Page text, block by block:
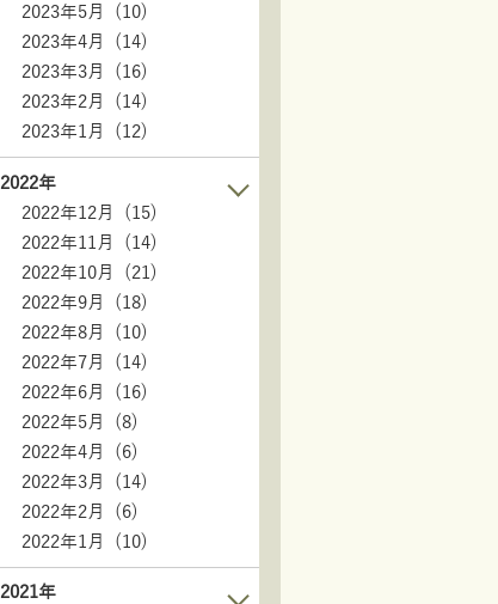
2023年5月 (10)
2023年4月 (14)
2023年3月 (16)
2023年2月 (14)
2023年1月 (12)
2022年
2022年12月 (15)
2022年11月 (14)
2022年10月 (21)
2022年9月 (18)
2022年8月 (10)
2022年7月 (14)
2022年6月 (16)
2022年5月 (8)
2022年4月 (6)
2022年3月 (14)
2022年2月 (6)
2022年1月 (10)
2021年